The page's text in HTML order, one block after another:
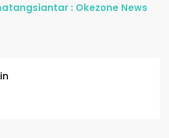
: Okezone News